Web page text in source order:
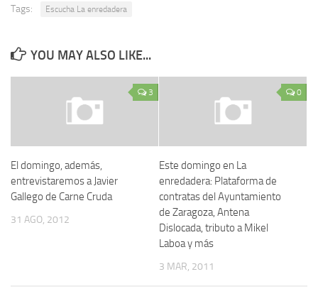
Tags: Escucha La enredadera
YOU MAY ALSO LIKE...
3
El domingo, además,
entrevistaremos a Javier
Gallego de Carne Cruda
31 AGO, 2012
0
Este domingo en La
enredadera: Plataforma de
contratas del Ayuntamiento
de Zaragoza, Antena
Dislocada, tributo a Mikel
Laboa y más
3 MAR, 2011